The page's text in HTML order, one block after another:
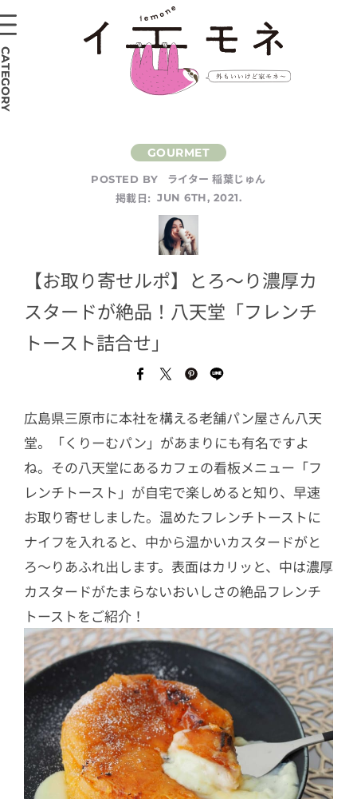
POSTED BY
ライター 稲葉じゅん
掲載日: JUN 6TH, 2021.
【お取り寄せルポ】とろ～り濃厚カ
スタードが絶品！八天堂「フレンチ
トースト詰合せ」
広島県三原市に本社を構える老舗パン屋さん八天
堂。「くりーむパン」があまりにも有名ですよ
ね。その八天堂にあるカフェの看板メニュー「フ
レンチトースト」が自宅で楽しめると知り、早速
お取り寄せしました。温めたフレンチトーストに
ナイフを入れると、中から温かいカスタードがと
ろ～りあふれ出します。表面はカリッと、中は濃厚
カスタードがたまらないおいしさの絶品フレンチ
トーストをご紹介！